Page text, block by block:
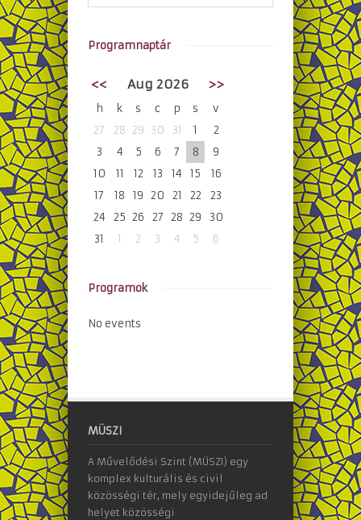
Programnaptár
<< Aug 2026 >>
h k s c p s
v
27
28 29 30 31 1
2
3
4 5 6 7 8
9
10
11 12 13 14 15
16
17
18 19 20 21 22
23
24
25 26 27 28 29
30
31
1 2 3 4 5 6
Programok
No events
MÜSZI
A Művelődési Szint (MÜSZI) egy
komplex kulturális és civil
közösségi tér, mely egyidejűleg ad
helyet közösségi